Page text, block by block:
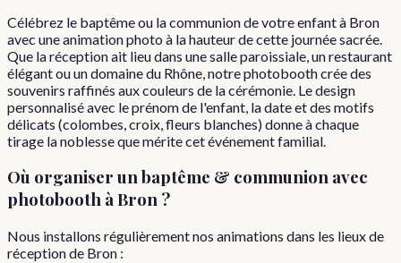
Célébrez le baptême ou la communion de votre enfant à Bron
avec une animation photo à la hauteur de cette journée sacrée.
Que la réception ait lieu dans une salle paroissiale, un restaurant
élégant ou un domaine du Rhône, notre photobooth crée des
souvenirs raffinés aux couleurs de la cérémonie. Le design
personnalisé avec le prénom de l'enfant, la date et des motifs
délicats (colombes, croix, fleurs blanches) donne à chaque
tirage la noblesse que mérite cet événement familial.
Où organiser unbaptême & communion avec
photobooth àBron ?
Nous installons régulièrement nos animations dans les lieux de
réception de Bron :